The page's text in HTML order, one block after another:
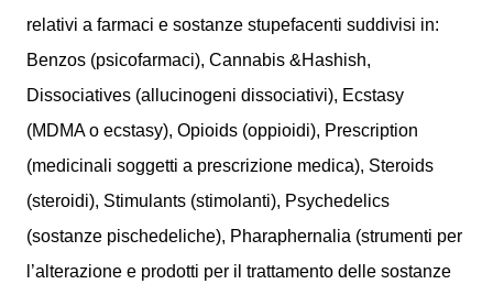
relativi a farmaci e sostanze stupefacenti suddivisi in:
Benzos (psicofarmaci), Cannabis &Hashish,
Dissociatives (allucinogeni dissociativi), Ecstasy
(MDMA o ecstasy), Opioids (oppioidi), Prescription
(medicinali soggetti a prescrizione medica), Steroids
(steroidi), Stimulants (stimolanti), Psychedelics
(sostanze pischedeliche), Pharaphernalia (strumenti per
l’alterazione e prodotti per il trattamento delle sostanze